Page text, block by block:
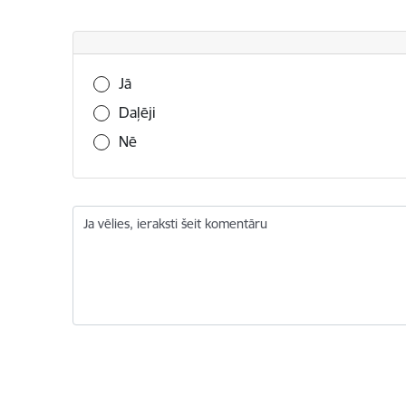
Vai šī informācija bija noderīga?
Jā
Daļēji
Nē
Ja vēlies, ieraksti šeit komentāru